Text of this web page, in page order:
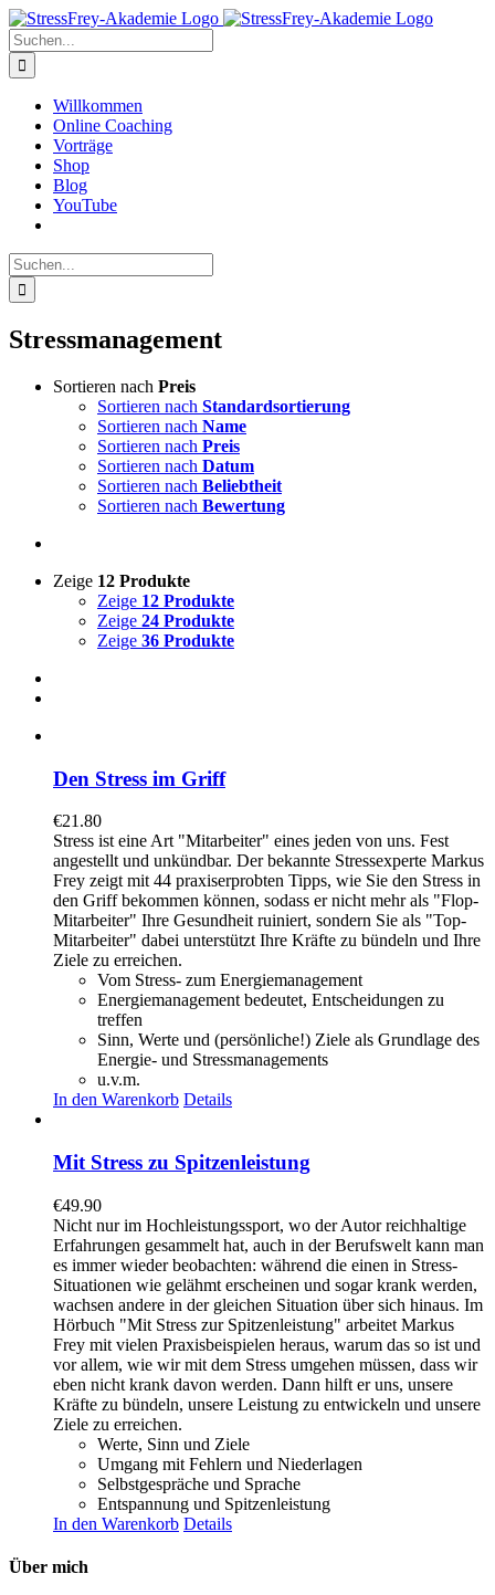
Zum
Inhalt
springen
Suche
nach:
Willkommen
Online Coaching
Vorträge
Shop
Blog
YouTube
Suche
nach:
Stressmanagement
Sortieren nach Preis
Sortieren nach Standardsortierung
Sortieren nach Name
Sortieren nach Preis
Sortieren nach Datum
Sortieren nach Beliebtheit
Sortieren nach Bewertung
Zeige 12 Produkte
Zeige 12 Produkte
Zeige 24 Produkte
Zeige 36 Produkte
Den Stress im Griff
€21.80
Stress ist eine Art "Mitarbeiter" eines jeden von uns. Fest
angestellt und unkündbar. Der bekannte Stressexperte Markus
Frey zeigt mit 44 praxiserprobten Tipps, wie Sie den Stress in
den Griff bekommen können, sodass er nicht mehr als "Flop-
Mitarbeiter" Ihre Gesundheit ruiniert, sondern Sie als "Top-
Mitarbeiter" dabei unterstützt Ihre Kräfte zu bündeln und Ihre
Ziele zu erreichen.
Vom Stress- zum Energiemanagement
Energiemanagement bedeutet, Entscheidungen zu
treffen
Sinn, Werte und (persönliche!) Ziele als Grundlage des
Energie- und Stressmanagements
u.v.m.
In den Warenkorb Details
Mit Stress zu Spitzenleistung
€49.90
Nicht nur im Hochleistungssport, wo der Autor reichhaltige
Erfahrungen gesammelt hat, auch in der Berufswelt kann man
es immer wieder beobachten: während die einen in Stress-
Situationen wie gelähmt erscheinen und sogar krank werden,
wachsen andere in der gleichen Situation über sich hinaus. Im
Hörbuch "Mit Stress zur Spitzenleistung" arbeitet Markus
Frey mit vielen Praxisbeispielen heraus, warum das so ist und
vor allem, wie wir mit dem Stress umgehen müssen, dass wir
eben nicht krank davon werden. Dann hilft er uns, unsere
Kräfte zu bündeln, unsere Leistung zu entwickeln und unsere
Ziele zu erreichen.
Werte, Sinn und Ziele
Umgang mit Fehlern und Niederlagen
Selbstgespräche und Sprache
Entspannung und Spitzenleistung
In den Warenkorb Details
Über mich